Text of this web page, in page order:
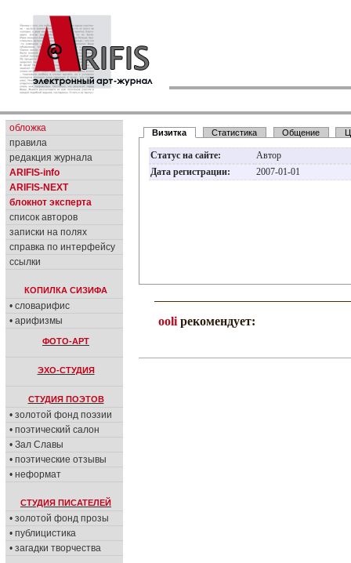
обложка
правила
редакция журнала
ARIFIS-info
ARIFIS-NEXT
блокнот эксперта
список авторов
записки на полях
справка по интерфейсу
ссылки
КОПИЛКА СИЗИФА
• словарифис
• арифизмы
ФОТО-АРТ
ЭХО-СТУДИЯ
СТУДИЯ ПОЭТОВ
• золотой фонд поэзии
• поэтический салон
• Зал Славы
• поэтические отзывы
• неформат
СТУДИЯ ПИСАТЕЛЕЙ
• золотой фонд прозы
• публицистика
• загадки творчества
Визитка Статистика Общение
Статус на сайте:
Автор
Дата регистрации:
2007-01-01
ooli рекомендует: